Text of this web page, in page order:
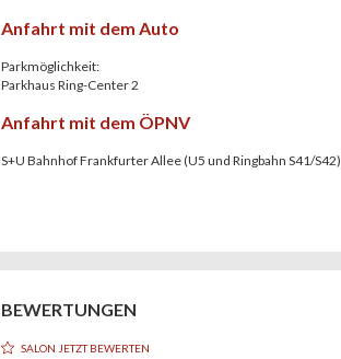
Anfahrt mit dem Auto
Parkmöglichkeit:
Parkhaus Ring-Center 2
Anfahrt mit dem ÖPNV
S+U Bahnhof Frankfurter Allee (U5 und Ringbahn S41/S42)
BEWERTUNGEN
SALON JETZT BEWERTEN